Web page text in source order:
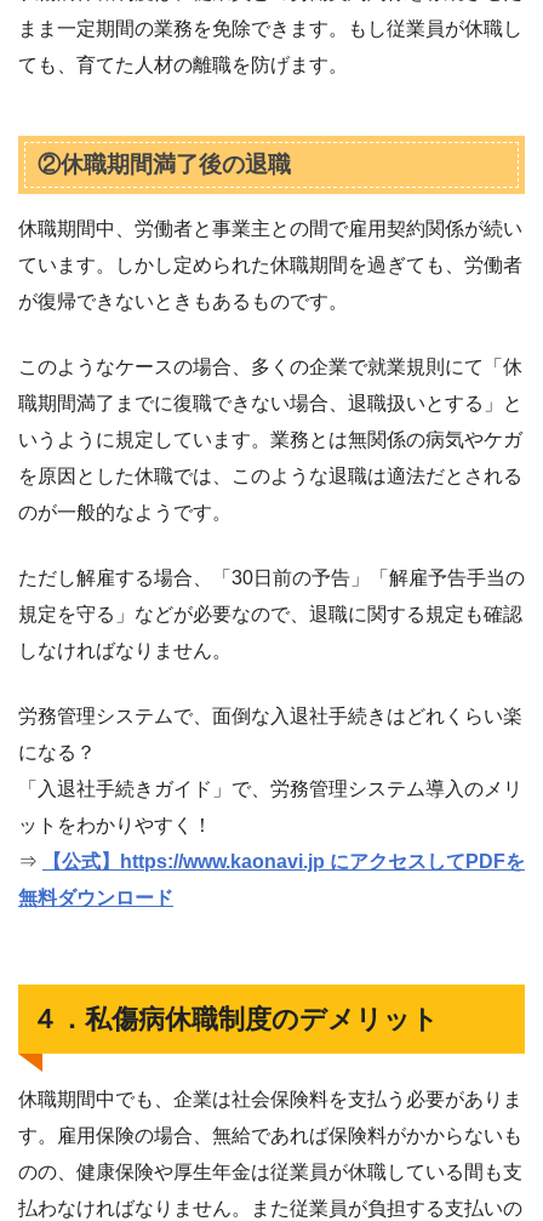
まま一定期間の業務を免除できます。もし従業員が休職し
ても、育てた人材の離職を防げます。
②休職期間満了後の退職
休職期間中、労働者と事業主との間で雇用契約関係が続い
ています。しかし定められた休職期間を過ぎても、労働者
が復帰できないときもあるものです。
このようなケースの場合、多くの企業で就業規則にて「休
職期間満了までに復職できない場合、退職扱いとする」と
いうように規定しています。業務とは無関係の病気やケガ
を原因とした休職では、このような退職は適法だとされる
のが一般的なようです。
ただし解雇する場合、「30日前の予告」「解雇予告手当の
規定を守る」などが必要なので、退職に関する規定も確認
しなければなりません。
労務管理システムで、面倒な入退社手続きはどれくらい楽
になる？
「入退社手続きガイド」で、労務管理システム導入のメリ
ットをわかりやすく！
⇒
【公式】https://www.kaonavi.jp にアクセスしてPDFを
無料ダウンロード
４．私傷病休職制度のデメリット
休職期間中でも、企業は社会保険料を支払う必要がありま
す。雇用保険の場合、無給であれば保険料がかからないも
のの、健康保険や厚生年金は従業員が休職している間も支
払わなければなりません。また従業員が負担する支払いの